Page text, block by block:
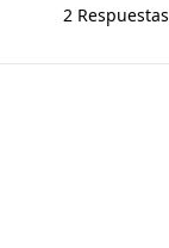
2 Respuestas